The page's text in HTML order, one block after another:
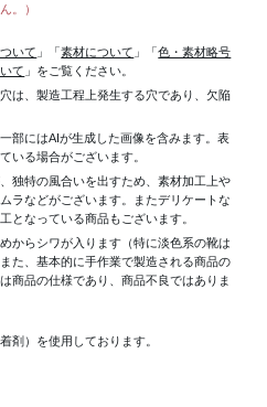
。）
いて 」「素材について 」「色・素材略号
て 」をご覧ください。
は、製造工程上発生する穴であり、欠陥
部にはAIが生成した画像を含みます。表
いる場合がございます。
、独特の風合いを出すため、素材加工上
ラなどがございます。またデリケートな
となっている商品もございます。
からシワが入ります（特に淡色系の靴は
た、基本的に手作業で製造される商品の
商品の仕様であり、商品不良ではありま
剤）を使用しております。